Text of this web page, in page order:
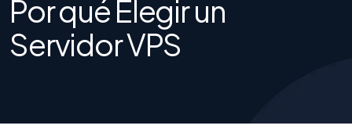
Por qué Elegir un
Servidor VPS